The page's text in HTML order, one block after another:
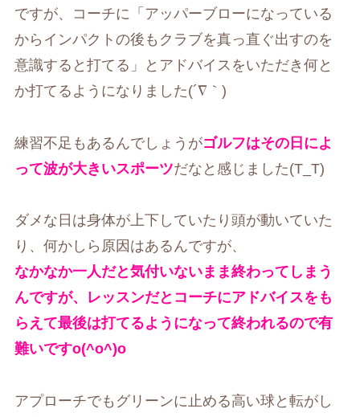
ですが、コーチに「アッパーブローになっている
からインパクトの後もクラブを真っ直ぐ出すのを
意識すると打てる」とアドバイスをいただき何と
か打てるようになりました(´∇｀)
練習不足もあるんでしょうがゴルフはその日によ
って波が大きいスポーツだなと感じました(T_T)
ダメな日は身体が上下していたり頭が動いていた
り、何かしら原因はあるんですが、
なかなか一人だと気付いないまま終わってしまう
んですが、レッスンだとコーチにアドバイスをも
らえて最後は打てるようになって終われるので有
難いですo(^o^)o
アプローチでもグリーンに止める高い球と転がし